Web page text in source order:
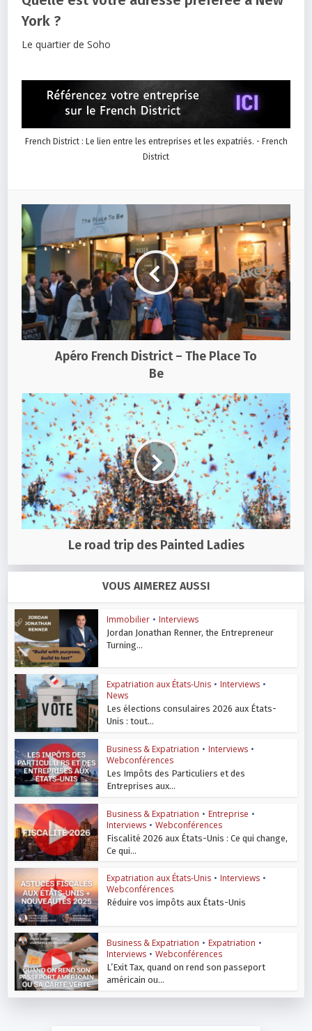
York ?
Le quartier de Soho
French District : Le lien entre les entreprises et les expatriés. - French
District
Apéro French District – The Place To
Be
Le road trip des Painted Ladies
VOUS AIMEREZ AUSSI
Immobilier • Interviews
Jordan Jonathan Renner, the Entrepreneur
Turning...
Expatriation aux États-Unis • Interviews •
News
Les élections consulaires 2026 aux États-
Unis : tout...
Business & Expatriation • Interviews •
Webconférences
Les Impôts des Particuliers et des
Entreprises aux...
Business & Expatriation • Entreprise •
Interviews • Webconférences
Fiscalité 2026 aux États-Unis : Ce qui change,
Ce qui...
Expatriation aux États-Unis • Interviews •
Webconférences
Réduire vos impôts aux États-Unis
Business & Expatriation • Expatriation •
Interviews • Webconférences
L’Exit Tax, quand on rend son passeport
américain ou...